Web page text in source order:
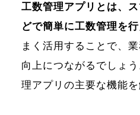
工数管理アプリとは、
どで簡単に工数管理を
まく活用することで、
向上につながるでしょ
理アプリの主要な機能を